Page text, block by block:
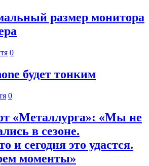
размер монитора
0
будет тонким
0
«Металлурга»: «Мы не
в сезоне.
и сегодня это удастся.
моменты»